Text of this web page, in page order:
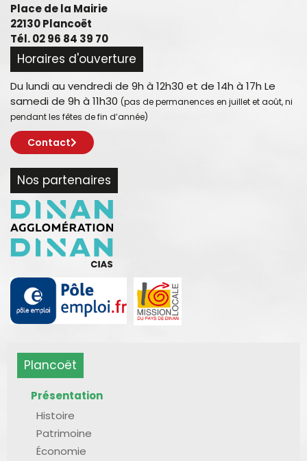
Place de la Mairie
22130 Plancoët
Tél. 02 96 84 39 70
Horaires d'ouverture
Du lundi au vendredi de 9h à 12h30 et de 14h à 17h Le
samedi de 9h à 11h30 (pas de permanences en juillet et août, ni
pendant les fêtes de fin d’année)
Contact
Nos partenaires
Plancoët
Présentation
Histoire
Patrimoine
Économie